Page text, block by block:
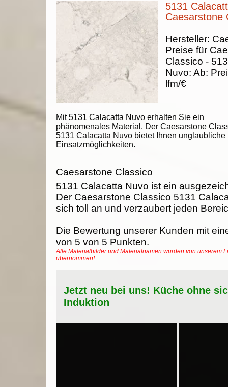
5131
Caesarstone
Mit 5131 Calacatta Nuvo erhalten Sie ein
phänomenales Material. Der Caesarstone
5131 Calacatta Nuvo bietet Ihnen unglaubliche
Einsatzmöglichkeiten.
Hersteller:
Preise für
Classico -
Nuvo: Ab:
lfm/€
Caesarstone Classico
5131 Calacatta Nuvo ist ein
Der Caesarstone Classico 5131
sich toll an und verzaubert jeden
Die Bewertung unserer Kunden mit
von 5 von 5 Punkten.
Alle Materialbilder und Materialnamen wurden von unserem
übernommen!
Jetzt neu bei uns! Küche ohne
Induktion